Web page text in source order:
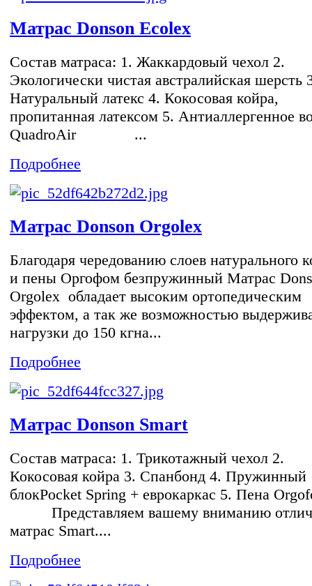
Матрас Donson Ecolex
Состав матраса: 1. Жаккардовый чехол 2.
Экологически чистая австралийская шерсть
Натуральный латекс 4. Кокосовая койра,
пропитанная латексом 5. Антиаллергенное
QuadroAir ...
Подробнее
Матрас Donson Orgolex
Благодаря чередованию слоев натурального
и пены Оргофом безпружинный Матрас
Orgolex обладает высоким ортопедическим
эффектом, а так же возможностью
нагрузки до 150 кгна...
Подробнее
Матрас Donson Smart
Состав матраса: 1. Трикотажный чехол 2.
Кокосовая койра 3. Спанбонд 4. Пружинный
блокPocket Spring + еврокаркас 5. Пена
Представляем вашему вниманию
матрас Smart....
Подробнее